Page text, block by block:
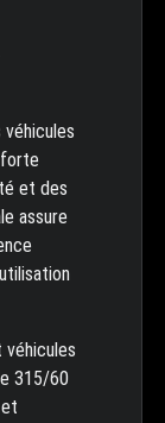
et des
assure
315/60